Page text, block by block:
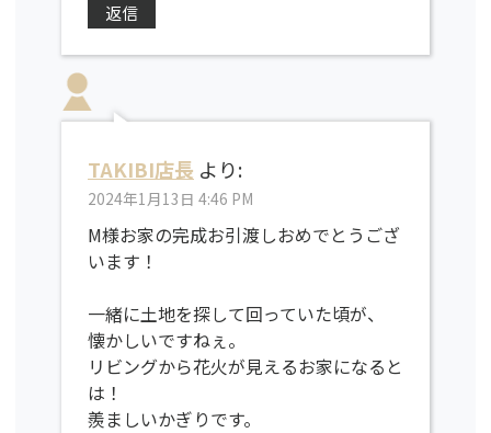
返信
TAKIBI店長 より:
2024年1月13日 4:46 PM
M様お家の完成お引渡しおめでとうござ
います！
一緒に土地を探して回っていた頃が、
懐かしいですねぇ。
リビングから花火が見えるお家になると
は！
羨ましいかぎりです。